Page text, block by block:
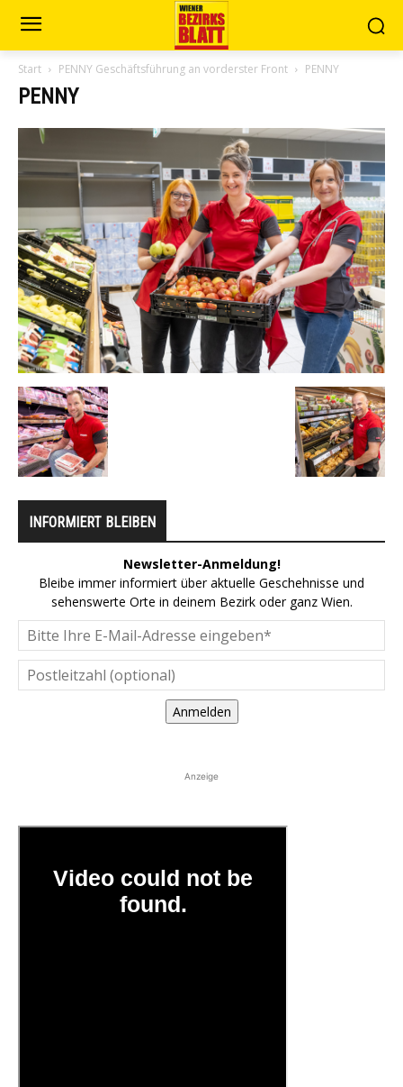
Start PENNY Geschäftsführung an vorderster Front PENNY
PENNY
INFORMIERT BLEIBEN
Newsletter-Anmeldung!
Bleibe immer informiert über aktuelle Geschehnisse und
sehenswerte Orte in deinem Bezirk oder ganz Wien.
Anmelden
Anzeige